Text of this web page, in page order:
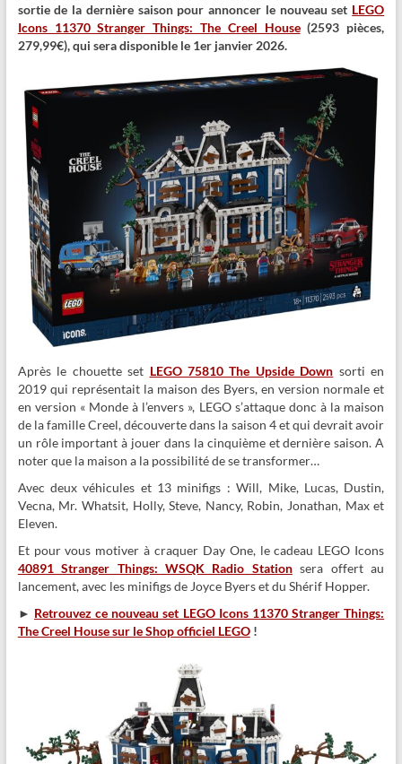
sortie de la dernière saison pour annoncer le nouveau set LEGO
Icons 11370 Stranger Things: The Creel House(2593 pièces,
279,99€), qui sera disponible le 1er janvier 2026.
Après le chouette set LEGO 75810 The Upside Down sorti en
2019 qui représentait la maison des Byers, en version normale et
en version « Monde à l’envers », LEGO s’attaque donc à la maison
de la famille Creel, découverte dans la saison 4 et qui devrait avoir
un rôle important à jouer dans la cinquième et dernière saison. A
noter que la maison a la possibilité de se transformer…
Avec deux véhicules et 13 minifigs : Will, Mike, Lucas, Dustin,
Vecna, Mr. Whatsit, Holly, Steve, Nancy, Robin, Jonathan, Max et
Eleven.
Et pour vous motiver à craquer Day One, le cadeau LEGO Icons
40891 Stranger Things: WSQK Radio Stationsera offert au
lancement, avec les minifigs de Joyce Byers et du Shérif Hopper.
► Retrouvez ce nouveau set LEGO Icons 11370 Stranger Things:
The Creel House sur le Shop officiel LEGO!